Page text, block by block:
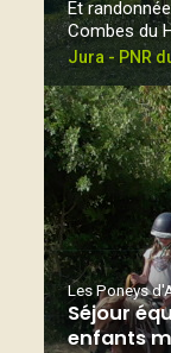
Et
Combes du
Jura - PNR
Les Poneys
Séjour
enfants